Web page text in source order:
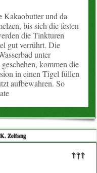
Kakaobutter und da
bis sich die festen
die Tinkturen
gut verrührt. Die
unter
kommen die
in einen Tigel füllen
aufbewahren. So
Zeifang
↑↑↑